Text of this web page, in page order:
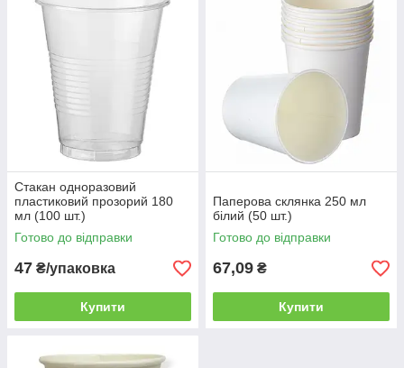
Стакан одноразовий
пластиковий прозорий 180
мл (100 шт.)
Готово до відправки
47 ₴/упаковка
Купити
Паперова склянка 250 мл
білий (50 шт.)
Готово до відправки
67,09 ₴
Купити